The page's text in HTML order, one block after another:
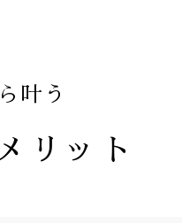
叶う
リット